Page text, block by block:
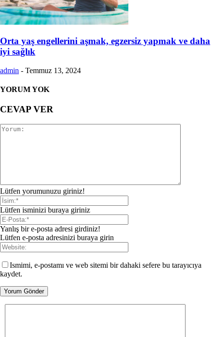
Orta yaş engellerini aşmak, egzersiz yapmak ve daha
iyi sağlık
admin - Temmuz 13, 2024
YORUM YOK
CEVAP VER
Lütfen yorumunuzu giriniz!
Lütfen isminizi buraya giriniz
Yanlış bir e-posta adresi girdiniz!
Lütfen e-posta adresinizi buraya girin
Ismimi, e-postamı ve web sitemi bir dahaki sefere bu tarayıcıya
kaydet.